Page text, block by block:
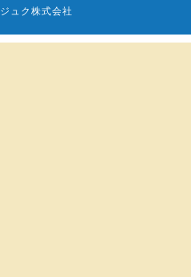
ュク株式会社